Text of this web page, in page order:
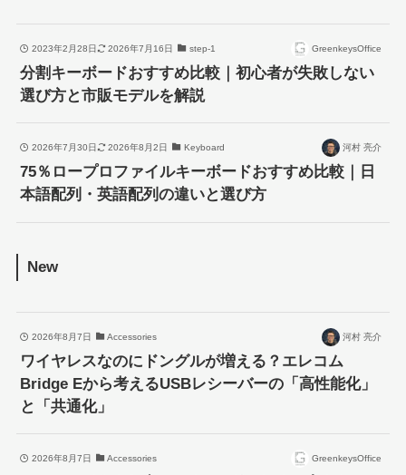
2023年2月28日 2026年7月16日 step-1 GreenkeysOffice
分割キーボードおすすめ比較｜初心者が失敗しない
選び方と市販モデルを解説
2026年7月30日 2026年8月2日 Keyboard 河村 亮介
75％ロープロファイルキーボードおすすめ比較｜日
本語配列・英語配列の違いと選び方
New
2026年8月7日 Accessories 河村 亮介
ワイヤレスなのにドングルが増える？エレコム
Bridge Eから考えるUSBレシーバーの「高性能化」
と「共通化」
2026年8月7日 Accessories GreenkeysOffice